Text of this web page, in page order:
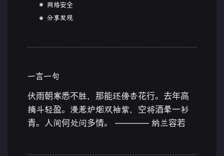
网络安全
分享发现
一言一句
伏雨朝寒悉不胜，那能还傍杏花行。去年高
摘斗轻盈。漫惹炉烟双袖紫，空将酒晕一衫
青。人间何处问多情。 ———— 纳兰容若